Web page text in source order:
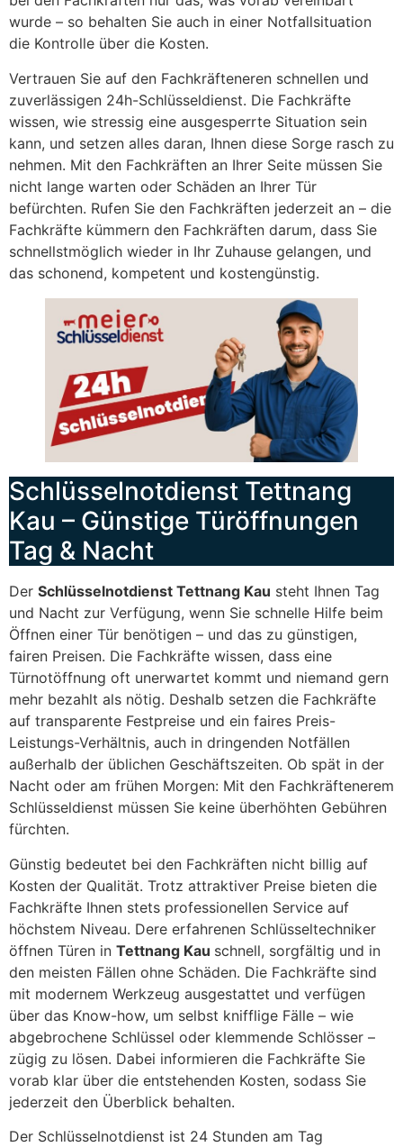
wurde – so behalten Sie auch in einer Notfallsituation
die Kontrolle über die Kosten.
Vertrauen Sie auf den Fachkräfteneren schnellen und
zuverlässigen 24h-Schlüsseldienst. Die Fachkräfte
wissen, wie stressig eine ausgesperrte Situation sein
kann, und setzen alles daran, Ihnen diese Sorge rasch zu
nehmen. Mit den Fachkräften an Ihrer Seite müssen Sie
nicht lange warten oder Schäden an Ihrer Tür
befürchten. Rufen Sie den Fachkräften jederzeit an – die
Fachkräfte kümmern den Fachkräften darum, dass Sie
schnellstmöglich wieder in Ihr Zuhause gelangen, und
das schonend, kompetent und kostengünstig.
Schlüsselnotdienst Tettnang
Kau – Günstige Türöffnungen
Tag & Nacht
Der Schlüsselnotdienst Tettnang Kau steht Ihnen Tag
und Nacht zur Verfügung, wenn Sie schnelle Hilfe beim
Öffnen einer Tür benötigen – und das zu günstigen,
fairen Preisen. Die Fachkräfte wissen, dass eine
Türnotöffnung oft unerwartet kommt und niemand gern
mehr bezahlt als nötig. Deshalb setzen die Fachkräfte
auf transparente Festpreise und ein faires Preis-
Leistungs-Verhältnis, auch in dringenden Notfällen
außerhalb der üblichen Geschäftszeiten. Ob spät in der
Nacht oder am frühen Morgen: Mit den Fachkräftenerem
Schlüsseldienst müssen Sie keine überhöhten Gebühren
fürchten.
Günstig bedeutet bei den Fachkräften nicht billig auf
Kosten der Qualität. Trotz attraktiver Preise bieten die
Fachkräfte Ihnen stets professionellen Service auf
höchstem Niveau. Dere erfahrenen Schlüsseltechniker
öffnen Türen in Tettnang Kau schnell, sorgfältig und in
den meisten Fällen ohne Schäden. Die Fachkräfte sind
mit modernem Werkzeug ausgestattet und verfügen
über das Know-how, um selbst knifflige Fälle – wie
abgebrochene Schlüssel oder klemmende Schlösser –
zügig zu lösen. Dabei informieren die Fachkräfte Sie
vorab klar über die entstehenden Kosten, sodass Sie
jederzeit den Überblick behalten.
Der Schlüsselnotdienst ist 24 Stunden am Tag